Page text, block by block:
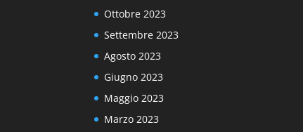
Ottobre 2023
Settembre 2023
Agosto 2023
Giugno 2023
Maggio 2023
Marzo 2023